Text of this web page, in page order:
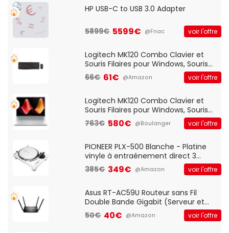
HP USB-C to USB 3.0 Adapter
5899€ 5599€ @Fnac voir l'offre
Logitech MK120 Combo Clavier et
Souris Filaires pour Windows, Souris
Optique Filaire, Connexion USB Plug
And Play, Confortable, Taille
QWERTY UK - Noir
66€ 61€ @Amazon voir l'offre
Logitech MK120 Combo Clavier et
Souris Filaires pour Windows, Souris
Optique Filaire, Connexion USB Plug
And Play, Confortable, Taille
QWERTY UK - Noir
763€ 580€ @Boulanger voir l'offre
PIONEER PLX-500 Blanche - Platine
vinyle à entraénement direct 3
vitesses (33-45-78 trs/min) avec
pre-ampli intégré et port USB
385€ 349€ @Amazon voir l'offre
Asus RT-AC59U Routeur sans Fil
Double Bande Gigabit (Serveur et
Client VPN, Triple Vlan, Mode Point
d'accès et Bridge, contrôle Parental,
50€ 40€ @Amazon voir l'offre